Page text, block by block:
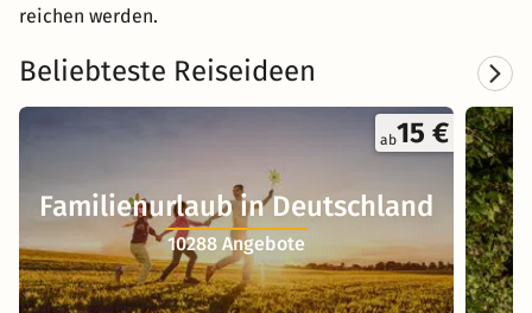
reichen werden.
Beliebteste Reiseideen
ab15 €
Familienurlaub in Deutschland
10288 Angebote